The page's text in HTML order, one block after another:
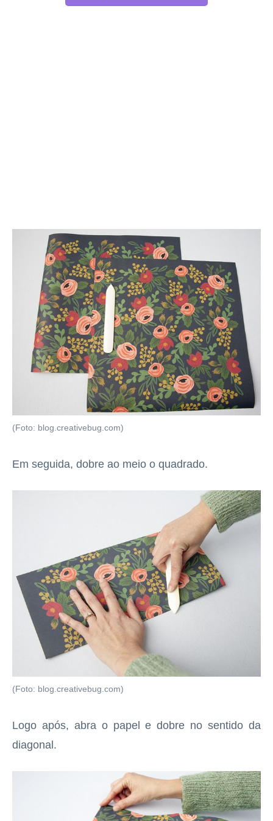
(Foto: blog.creativebug.com)
Em seguida, dobre ao meio o quadrado.
(Foto: blog.creativebug.com)
Logo após, abra o papel e dobre no sentido da
diagonal.